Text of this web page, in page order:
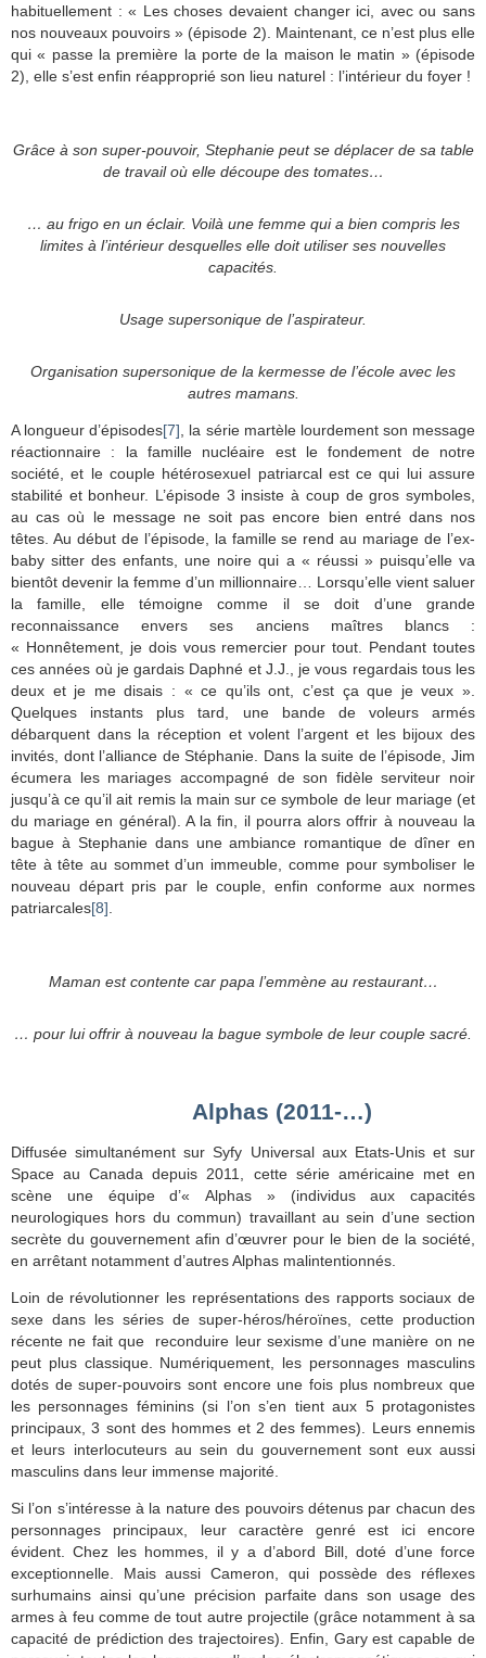
habituellement : « Les choses devaient changer ici, avec ou sans
nos nouveaux pouvoirs » (épisode 2). Maintenant, ce n’est plus elle
qui « passe la première la porte de la maison le matin » (épisode
2), elle s’est enfin réapproprié son lieu naturel : l’intérieur du foyer !
Grâce à son super-pouvoir, Stephanie peut se déplacer de sa table
de travail où elle découpe des tomates…
… au frigo en un éclair. Voilà une femme qui a bien compris les
limites à l’intérieur desquelles elle doit utiliser ses nouvelles
capacités.
Usage supersonique de l’aspirateur.
Organisation supersonique de la kermesse de l’école avec les
autres mamans.
A longueur d’épisodes[7], la série martèle lourdement son message
réactionnaire : la famille nucléaire est le fondement de notre
société, et le couple hétérosexuel patriarcal est ce qui lui assure
stabilité et bonheur. L’épisode 3 insiste à coup de gros symboles,
au cas où le message ne soit pas encore bien entré dans nos
têtes. Au début de l’épisode, la famille se rend au mariage de l’ex-
baby sitter des enfants, une noire qui a « réussi » puisqu’elle va
bientôt devenir la femme d’un millionnaire… Lorsqu’elle vient saluer
la famille, elle témoigne comme il se doit d’une grande
reconnaissance envers ses anciens maîtres blancs :
« Honnêtement, je dois vous remercier pour tout. Pendant toutes
ces années où je gardais Daphné et J.J., je vous regardais tous les
deux et je me disais : « ce qu’ils ont, c’est ça que je veux ».
Quelques instants plus tard, une bande de voleurs armés
débarquent dans la réception et volent l’argent et les bijoux des
invités, dont l’alliance de Stéphanie. Dans la suite de l’épisode, Jim
écumera les mariages accompagné de son fidèle serviteur noir
jusqu’à ce qu’il ait remis la main sur ce symbole de leur mariage (et
du mariage en général). A la fin, il pourra alors offrir à nouveau la
bague à Stephanie dans une ambiance romantique de dîner en
tête à tête au sommet d’un immeuble, comme pour symboliser le
nouveau départ pris par le couple, enfin conforme aux normes
patriarcales[8].
Maman est contente car papa l’emmène au restaurant…
… pour lui offrir à nouveau la bague symbole de leur couple sacré.
Alphas (2011-…)
Diffusée simultanément sur Syfy Universal aux Etats-Unis et sur
Space au Canada depuis 2011, cette série américaine met en
scène une équipe d’« Alphas » (individus aux capacités
neurologiques hors du commun) travaillant au sein d’une section
secrète du gouvernement afin d’œuvrer pour le bien de la société,
en arrêtant notamment d’autres Alphas malintentionnés.
Loin de révolutionner les représentations des rapports sociaux de
sexe dans les séries de super-héros/héroïnes, cette production
récente ne fait que reconduire leur sexisme d’une manière on ne
peut plus classique. Numériquement, les personnages masculins
dotés de super-pouvoirs sont encore une fois plus nombreux que
les personnages féminins (si l’on s’en tient aux 5 protagonistes
principaux, 3 sont des hommes et 2 des femmes). Leurs ennemis
et leurs interlocuteurs au sein du gouvernement sont eux aussi
masculins dans leur immense majorité.
Si l’on s’intéresse à la nature des pouvoirs détenus par chacun des
personnages principaux, leur caractère genré est ici encore
évident. Chez les hommes, il y a d’abord Bill, doté d’une force
exceptionnelle. Mais aussi Cameron, qui possède des réflexes
surhumains ainsi qu’une précision parfaite dans son usage des
armes à feu comme de tout autre projectile (grâce notamment à sa
capacité de prédiction des trajectoires). Enfin, Gary est capable de